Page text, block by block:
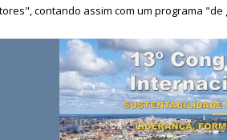
contando assim com um programa